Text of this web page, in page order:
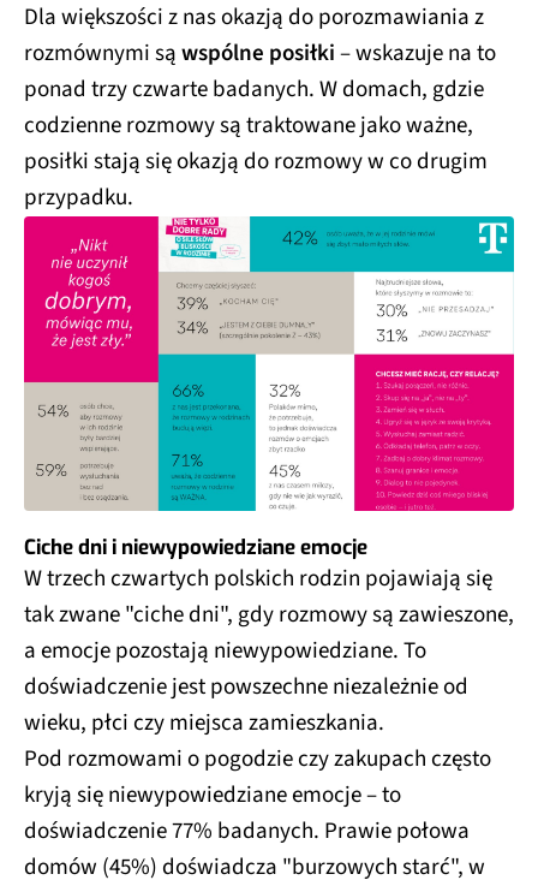
Dla większości z nas okazją do porozmawiania z
rozmównymi sąwspólne posiłki– wskazuje na to
ponad trzy czwarte badanych. W domach, gdzie
codzienne rozmowy są traktowane jako ważne,
posiłki stają się okazją do rozmowy w co drugim
przypadku.​
Ciche dni i niewypowiedziane emocje
W trzech czwartych polskich rodzin pojawiają się
tak zwane "ciche dni", gdy rozmowy są zawieszone,
a emocje pozostają niewypowiedziane. To
doświadczenie jest powszechne niezależnie od
wieku, płci czy miejsca zamieszkania.​
Pod rozmowami o pogodzie czy zakupach często
kryją się niewypowiedziane emocje – to
doświadczenie 77% badanych. Prawie połowa
domów (45%) doświadcza "burzowych starć", w